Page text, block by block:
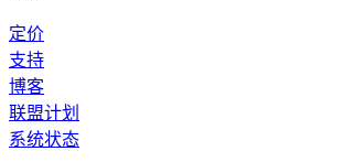
定价
支持
博客
联盟计划
系统状态